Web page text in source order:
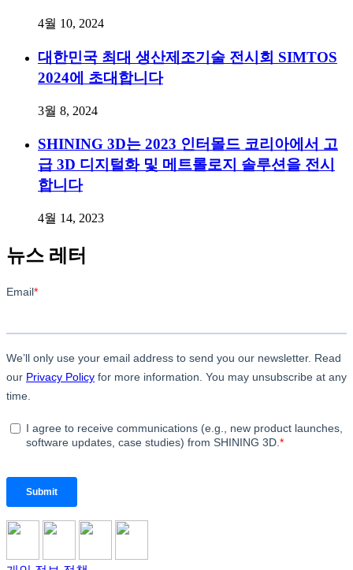
4월 10, 2024
대한민국 최대 생산제조기술 전시회 SIMTOS
2024에 초대합니다
3월 8, 2024
SHINING 3D는 2023 인터몰드 코리아에서 고
급 3D 디지털화 및 메트롤로지 솔루션을 전시
합니다
4월 14, 2023
뉴스 레터